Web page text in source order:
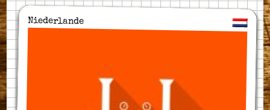
Niederlande